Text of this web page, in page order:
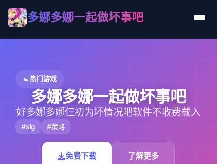
多娜多娜一起做坏事吧
🚼 热门游戏
多娜多娜一起做坏事吧
好多娜多娜仨初为坏情况吧软件不收费载入
#slg #策略
免费下载 了解更多